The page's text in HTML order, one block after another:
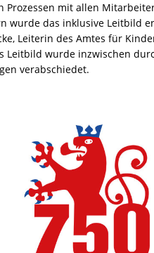
Prozessen mit allen
wurde das inklusive Leitbild
Leiterin des Amtes für
Leitbild wurde inzwischen
verabschiedet.